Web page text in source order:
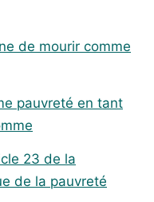
de mourir comme
pauvreté en tant
23 de la
de la pauvreté